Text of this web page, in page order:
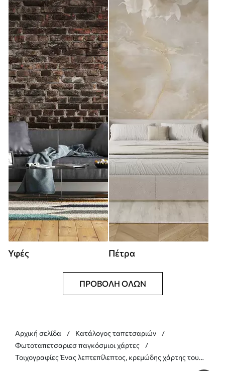
Υφές Πέτρα
ΠΡΟΒΟΛΉ ΌΛΩΝ
Αρχική σελίδα
Κατάλογος ταπετσαριών
Φωτοταπετσαριεσ παγκόσμιοι χάρτες
Τοιχογραφίες Ένας λεπτεπίλεπτος, κρεμώδης χάρτης του